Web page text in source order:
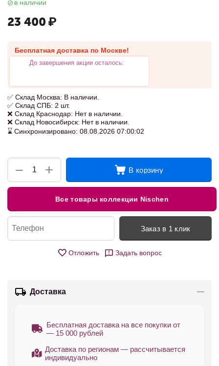
в наличии
23 400 ₽
Бесплатная доставка по Москве!
До завершения акции осталось:
✅ Склад Москва: В наличии.
✅ Склад СПБ: 2 шт.
❌ Склад Краснодар: Нет в наличии.
❌ Склад Новосибирск: Нет в наличии.
⌛ Синхронизировано: 08.08.2026 07:00:02
+
− В корзину
Все товары коллекции Nischen
Заказ в 1 клик
Отложить Задать вопрос
Доставка
Бесплатная доставка на все покупки от
— 15 000 рублей
Доставка по регионам — рассчитывается
индивидуально